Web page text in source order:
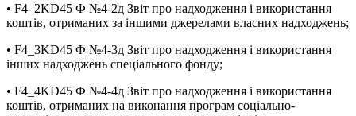
• F4_2KD45 Ф №4-2д Звіт про надходження і використання
коштів, отриманих за іншими джерелами власних надходжень;
• F4_3KD45 Ф №4-3д Звіт про надходження і використання
інших надходжень спеціального фонду;
• F4_4KD45 Ф №4-4д Звіт про надходження і використання
коштів, отриманих на виконання програм соціально-